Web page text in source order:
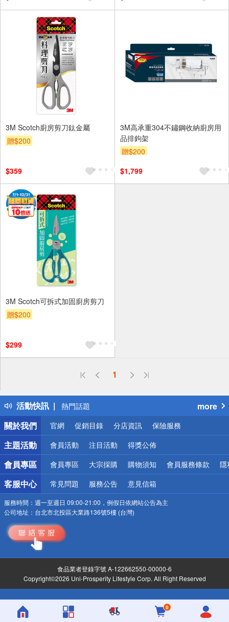
3M Scotch廚房剪刀鈦金屬
贈$200
$359
3M高承重304不鏽鋼收納廚房用
品排鉤架
贈$200
$1,799
3M Scotch可拆式加固廚房剪刀
贈$200
$299
1
活動快訊
偏遠地區配送
得獎公告
熱門話題
銀行優惠
偏遠地區配送
詐騙網頁！請小心！
more
關於我們
官網 促銷目錄 分店資訊 保險服務
主題活動 會員活動 注目活動 得獎公佈
會員專區 會員專區 大宗採購 購物須知 會員服務條款 隱
客服中心 常見問題 服務公告 意見信箱
服務時間： 週一至週日 09:00-21:00，例假日依網站公告為主
公司地址： 台北市北投區大業路136號5樓 (台灣)
食品業者登錄字號 A-122662550-00000-6
Copyright©2026 Uni-Prosperity Lifestyle Corp. All Right Reserved
0